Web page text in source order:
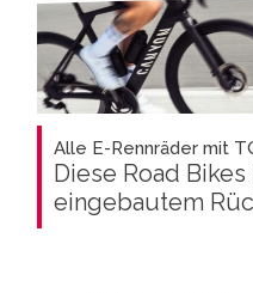
Alle E-Rennräder mit
Diese Road
eingebautem